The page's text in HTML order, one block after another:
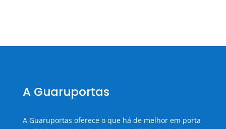
A Guaruportas
A Guaruportas oferece o que há de melhor em porta